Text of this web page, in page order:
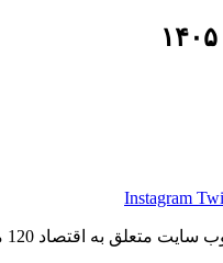
Instagram
و استفاده غیر قانونی از آن پیگرد قانونی دارد.